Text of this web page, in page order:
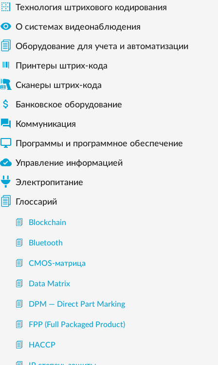
 Технология штрихового кодирования
 О системах видеонаблюдения
Оборудование для учета и автоматизации
Принтеры штрих-кода
Сканеры штрих-кода
 Банковское оборудование
 Коммуникация
 Программы и программное обеспечение
 Управление информацией
Электропитание
Глоссарий
Blockchain
Bluetooth
CMOS-матрица
Data Matrix
DPM — Direct Part Marking
FPP (Full Packaged Product)
HACCP